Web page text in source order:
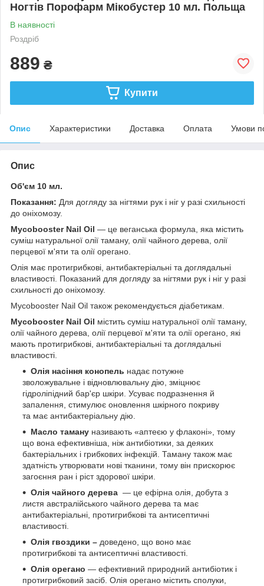
Ногтів Порофарм Мікобустер 10 мл. Польща
В наявності
Роздріб
889 ₴
Купити
Опис Характеристики Доставка Оплата Умови
Опис
Об'єм 10 мл.
Показання: Для догляду за нігтями рук і ніг у разі схильності
до оніхомозу.
Mycobooster Nail Oil — це веганська формула, яка містить
суміш натуральної олії таману, олії чайного дерева, олії
перцевої м'яти та олії орегано.
Олія має протигрибкові, антибактеріальні та доглядальні
властивості. Показаний для догляду за нігтями рук і ніг у разі
схильності до оніхомозу.
Mycobooster Nail Oil також рекомендується діабетикам.
Mycobooster Nail Oil містить суміш натуральної олії таману,
олії чайного дерева, олії перцевої м'яти та олії орегано, які
мають протигрибкові, антибактеріальні та доглядальні
властивості.
Олія насіння конопель надає потужне
зволожувальне і відновлювальну дію, зміцнює
гідроліпідний бар'єр шкіри. Усуває подразнення й
запалення, стимулює оновлення шкірного покриву
та має антибактеріальну дію.
Масло таману називають «аптеєю у флаконі», тому
що вона ефективніша, ніж антибіотики, за деяких
бактеріальних і грибкових інфекцій. Таману також має
здатність утворювати нові тканини, тому він прискорює
загоєння ран і ріст здорової шкіри.
Олія чайного дерева — це ефірна олія, добута з
листя австралійського чайного дерева та має
антибактеріальні, протигрибкові та антисептичні
властивості.
Олія гвоздики – доведено, що воно має
протигрибкові та антисептичні властивості.
Олія орегано — ефективний природний антибіотик і
протигрибковий засіб. Олія орегано містить сполуки,